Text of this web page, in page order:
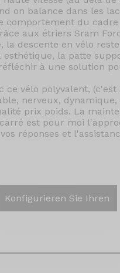
on balance dans les
comportement du
aux étriers Sram
descente en vélo
la patte
à une solution
vélo polyvalent,
nerveux,
prix poids. La
est pour moi
réponses et
Konfigurieren Sie Ihren